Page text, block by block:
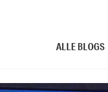
ALLE BLOGS